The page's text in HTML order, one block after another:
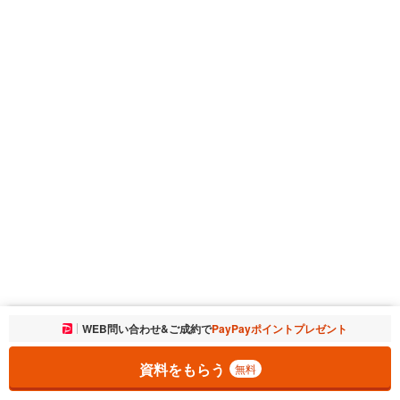
お気に入りに追加しました。 一覧を開く
WEB問い合わせ&ご成約でPayPayポイントプレゼント
資料をもらう 無料